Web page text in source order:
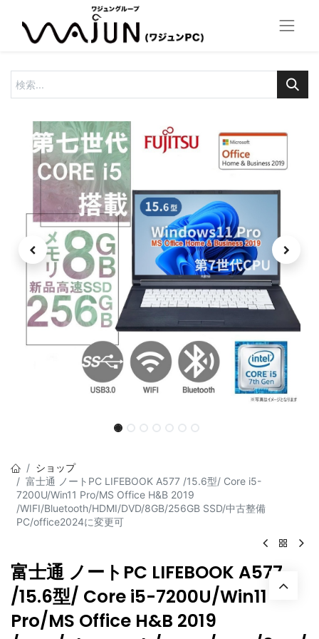
ショップ
富士通 ノートPC LIFEBOOK A577 /15.6型/ Core i5-
7200U/Win11 Pro/MS Office H&B 2019
/WIFI/Bluetooth/HDMI/DVD/8GB/256GB SSD/中古整備
PC/office2024に変更可
富士通 ノートPC LIFEBOOK A577
/15.6型/ Core i5-7200U/Win11
Pro/MS Office H&B 2019